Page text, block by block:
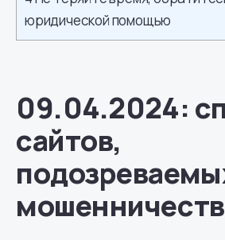
юридической помощью
09.04.2024:
сайтов,